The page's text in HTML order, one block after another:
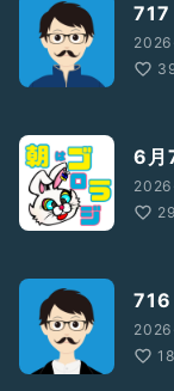
717
6月
716